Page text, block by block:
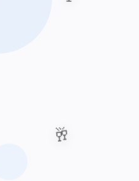
🥂